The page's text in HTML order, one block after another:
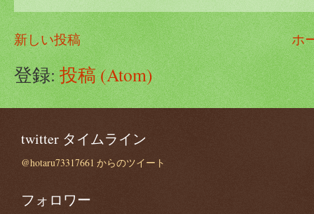
新しい投稿 ホ
登録:投稿 (Atom)
twitter タイムライン
@hotaru73317661 からのツイート
フォロワー